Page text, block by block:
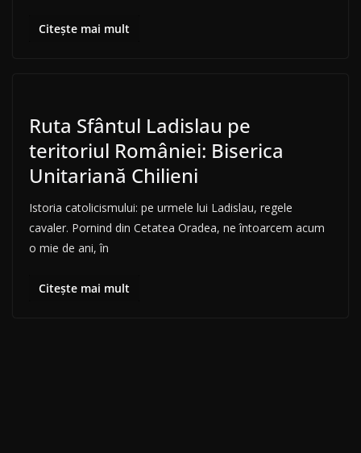
Citește mai mult
Ruta Sfântul Ladislau pe
teritoriul României: Biserica
Unitariană Chilieni
Istoria catolicismului: pe urmele lui Ladislau, regele
cavaler. Pornind din Cetatea Oradea, ne întoarcem acum
o mie de ani, în
Citește mai mult